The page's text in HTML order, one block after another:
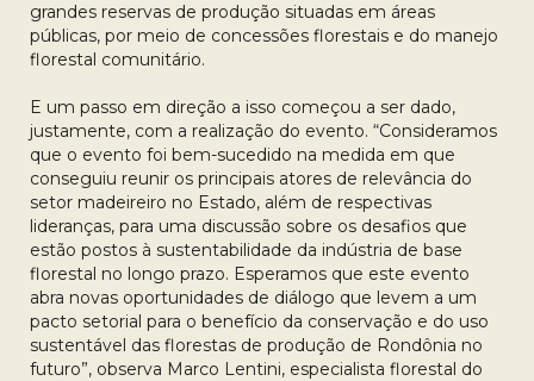
grandes reservas de produção situadas em áreas
públicas, por meio de concessões florestais e do manejo
florestal comunitário.
E um passo em direção a isso começou a ser dado,
justamente, com a realização do evento. “Consideramos
que o evento foi bem-sucedido na medida em que
conseguiu reunir os principais atores de relevância do
setor madeireiro no Estado, além de respectivas
lideranças, para uma discussão sobre os desafios que
estão postos à sustentabilidade da indústria de base
florestal no longo prazo. Esperamos que este evento
abra novas oportunidades de diálogo que levem a um
pacto setorial para o benefício da conservação e do uso
sustentável das florestas de produção de Rondônia no
futuro”, observa Marco Lentini, especialista florestal do